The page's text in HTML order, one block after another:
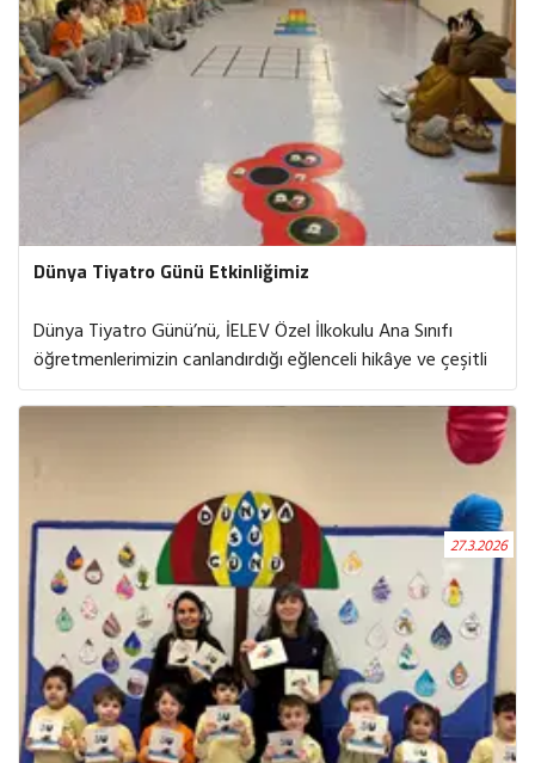
Dünya Tiyatro Günü Etkinliğimiz
Dünya Tiyatro Günü’nü, İELEV Özel İlkokulu Ana Sınıfı
öğretmenlerimizin canlandırdığı eğlenceli hikâye ve çeşitli
etkinliklerle coşkuyla kutladık. Öğrencilerimiz, sahne
sanatlarının büyülü dünyası ile tanışırken duygu, düşünce
ve hayal gücünü ifade etmenin farklı yollarını keşfettiler.
Öğretmenlerimizin dramatizasyonları ile hikâyeye aktif
katılan çocuklarımız, hem izleyen hem de sürecin bir
parçası olan bireyler olarak keyifli anlar yaşadılar.
27.3.2026